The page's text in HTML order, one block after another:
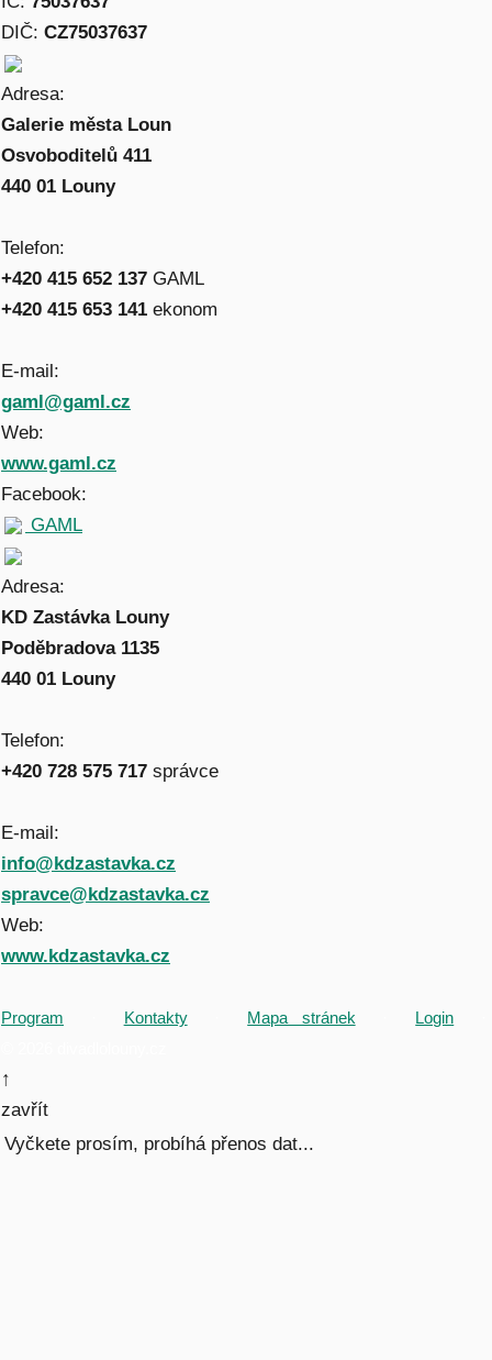
DIČ: CZ75037637
Adresa:
Galerie města Loun
Osvoboditelů 411
440 01 Louny
Telefon:
+420 415 652 137 GAML
+420 415 653 141 ekonom
E-mail:
gaml@gaml.cz
Web:
www.gaml.cz
Facebook:
GAML
Adresa:
KD Zastávka Louny
Poděbradova 1135
440 01 Louny
Telefon:
+420 728 575 717 správce
E-mail:
info@kdzastavka.cz
spravce@kdzastavka.cz
Web:
www.kdzastavka.cz
Program Kontakty· Mapa stránek Login
↑
zavřít
Vyčkete prosím, probíhá přenos dat...